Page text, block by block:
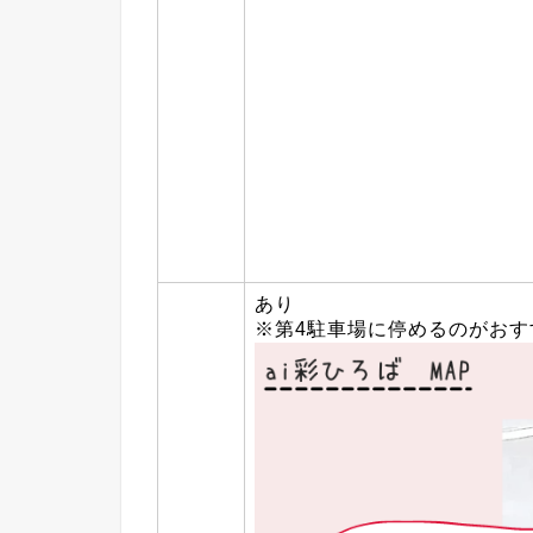
あり
※第4駐車場に停めるのがおす